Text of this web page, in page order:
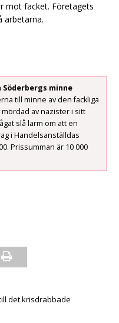
mot facket. Företagets
arbetarna.
minne
till minne av den fackliga
av nazister i sitt
slå larm om att en
i Handelsanställdas
Prissumman är 10 000
det krisdrabbade